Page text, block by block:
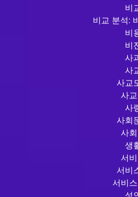
비
비교 분석:
비
비
사
사
사교
사
사
사회
사
생
서
서비
서비
성